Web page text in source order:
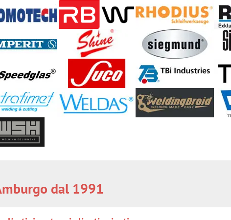
dal 1991